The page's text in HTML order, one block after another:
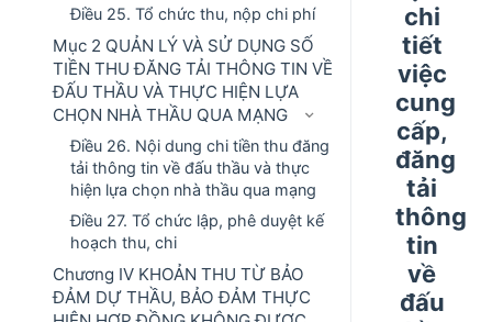
Điều 25. Tổ chức thu, nộp chi phí
Mục 2 QUẢN LÝ VÀ SỬ DỤNG SỐ
TIỀN THU ĐĂNG TẢI THÔNG TIN VỀ
ĐẤU THẦU VÀ THỰC HIỆN LỰA
CHỌN NHÀ THẦU QUA MẠNG
Điều 26. Nội dung chi tiền thu đăng
tải thông tin về đấu thầu và thực
hiện lựa chọn nhà thầu qua mạng
Điều 27. Tổ chức lập, phê duyệt kế
hoạch thu, chi
Chương IV KHOẢN THU TỪ BẢO
ĐẢM DỰ THẦU, BẢO ĐẢM THỰC
chi
tiết
việc
cung
cấp,
đăng
tải
thông
tin
về
đấu